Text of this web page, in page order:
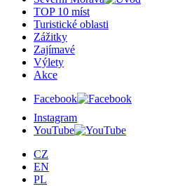
TOP 10 míst
Turistické oblasti
Zážitky
Zajímavé
Výlety
Akce
Facebook
Instagram
YouTube
CZ
EN
PL